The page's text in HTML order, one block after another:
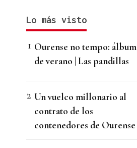
Lo más visto
Ourense no tempo: álbum
de verano | Las pandillas
Un vuelco millonario al
contrato de los
contenedores de Ourense